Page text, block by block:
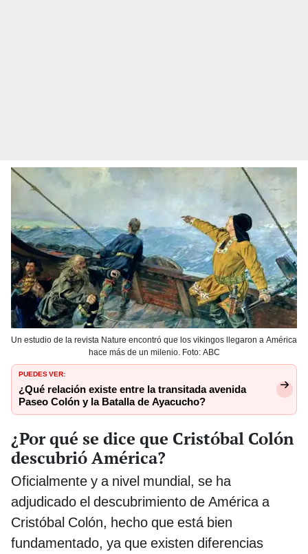
Un estudio de la revista Nature encontró que los vikingos llegaron a América
hace más de un milenio. Foto: ABC
PUEDES VER:
¿Qué relación existe entre la transitada avenida
Paseo Colón y la Batalla de Ayacucho?
¿Por qué se dice que Cristóbal Colón
descubrió América?
Oficialmente y a nivel mundial, se ha
adjudicado el descubrimiento de América a
Cristóbal Colón, hecho que está bien
fundamentado, ya que existen diferencias